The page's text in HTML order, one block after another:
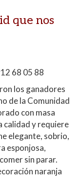
que nos
68 05 88
los ganadores
de la Comunidad
con masa
calidad y requiere
elegante, sobrio,
esponjosa,
sin parar.
naranja